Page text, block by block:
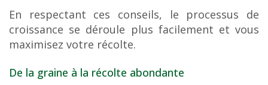
En respectant ces conseils, le processus de
croissance se déroule plus facilement et vous
maximisez votre récolte.
De la graine à la récolte abondante